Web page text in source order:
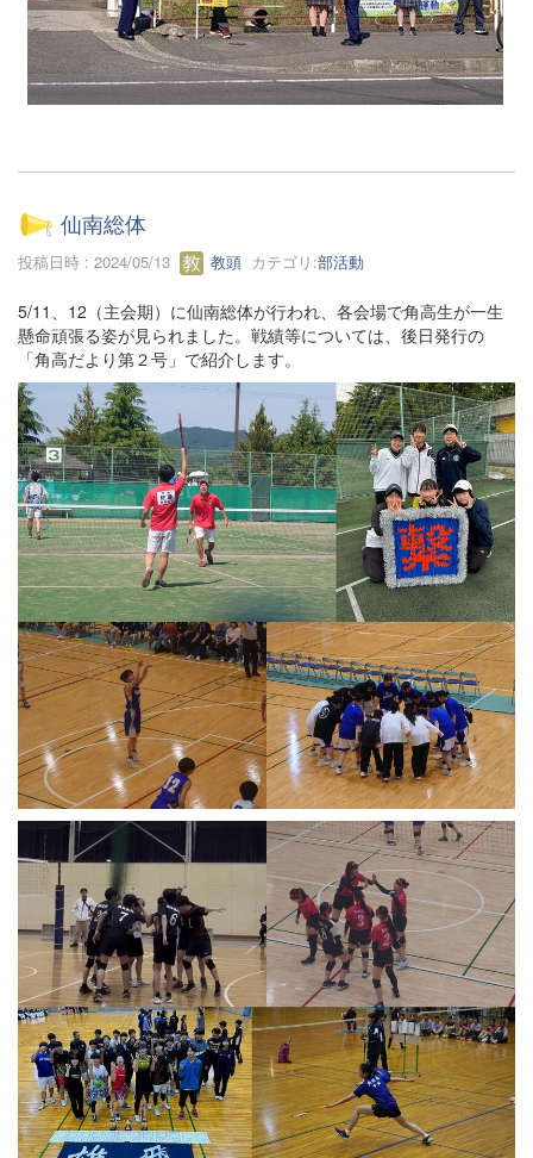
仙南総体
投稿日時 : 2024/05/13 教頭 カテゴリ:部活動
5/11、12（主会期）に仙南総体が行われ、各会場で角高生が一生
懸命頑張る姿が見られました。戦績等については、後日発行の
「角高だより第２号」で紹介します。